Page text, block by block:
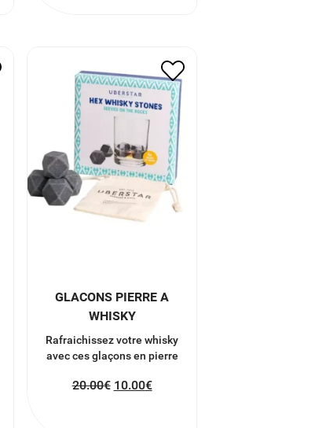
GLACONS PIERRE A
WHISKY
Rafraichissez votre whisky
avec ces glaçons en pierre
20.00€ 10.00€